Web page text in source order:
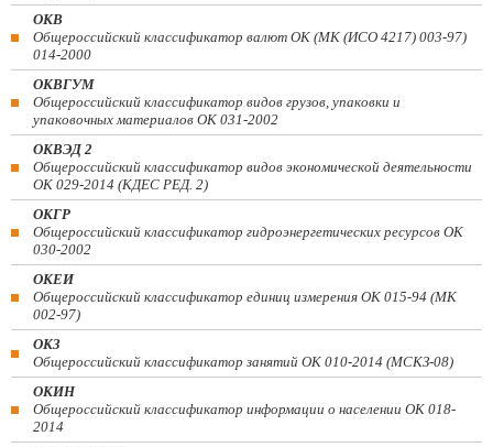
ОКВ
Общероссийский классификатор валют ОК (МК (ИСО 4217) 003-97)
014-2000
ОКВГУМ
Общероссийский классификатор видов грузов, упаковки и
упаковочных материалов ОК 031-2002
ОКВЭД 2
Общероссийский классификатор видов экономической деятельности
ОК 029-2014 (КДЕС РЕД. 2)
ОКГР
Общероссийский классификатор гидроэнергетических ресурсов ОК
030-2002
ОКЕИ
Общероссийский классификатор единиц измерения ОК 015-94 (МК
002-97)
ОКЗ
Общероссийский классификатор занятий ОК 010-2014 (МСКЗ-08)
ОКИН
Общероссийский классификатор информации о населении ОК 018-
2014